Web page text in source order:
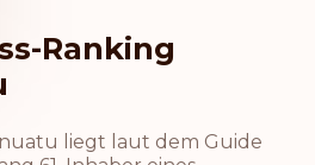
Ranking
liegt laut dem Guide